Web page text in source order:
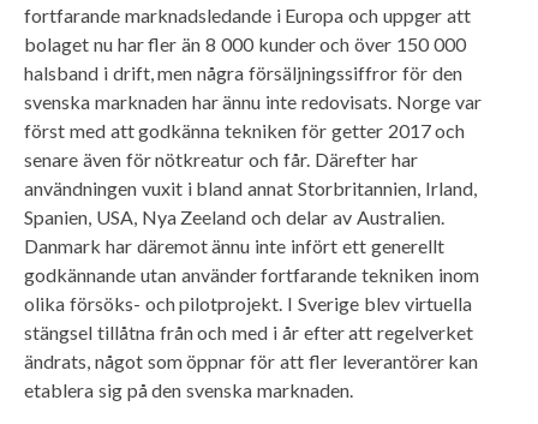
fortfarande marknadsledande i Europa och uppger att
bolaget nu har fler än 8 000 kunder och över 150 000
halsband i drift, men några försäljningssiffror för den
svenska marknaden har ännu inte redovisats. Norge var
först med att godkänna tekniken för getter 2017 och
senare även för nötkreatur och får. Därefter har
användningen vuxit i bland annat Storbritannien, Irland,
Spanien, USA, Nya Zeeland och delar av Australien.
Danmark har däremot ännu inte infört ett generellt
godkännande utan använder fortfarande tekniken inom
olika försöks- och pilotprojekt. I Sverige blev virtuella
stängsel tillåtna från och med i år efter att regelverket
ändrats, något som öppnar för att fler leverantörer kan
etablera sig på den svenska marknaden.